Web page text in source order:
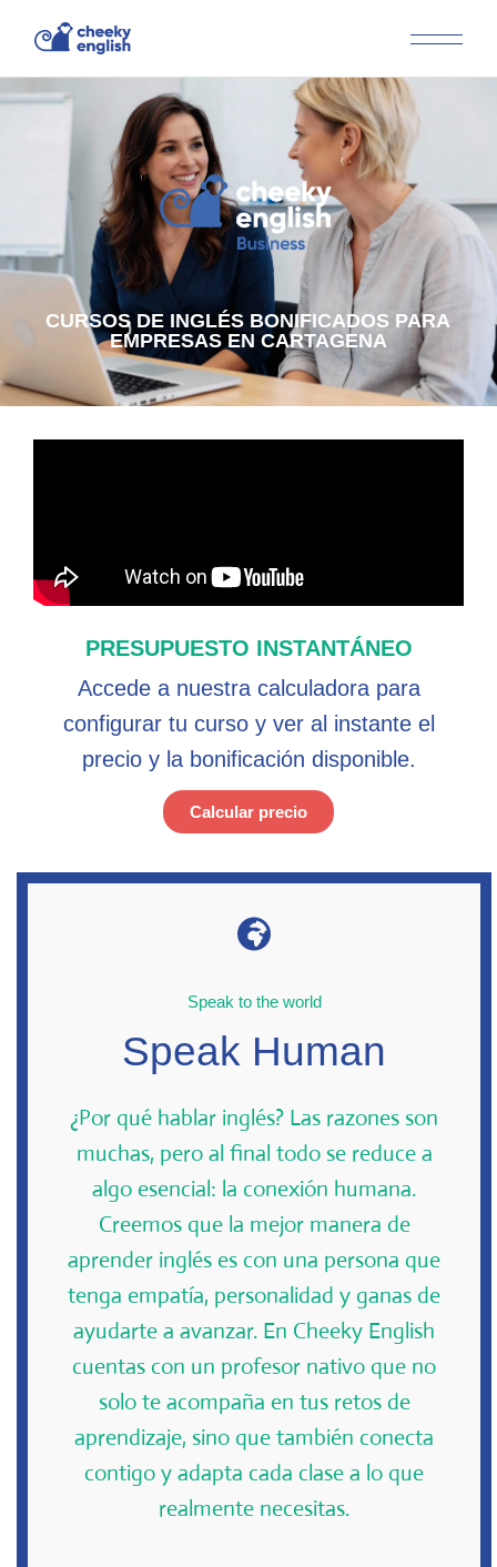
CURSOS DE INGLÉS BONIFICADOS PARA
EMPRESAS EN CARTAGENA
PRESUPUESTO INSTANTÁNEO
Accede a nuestra calculadora para
configurar tu curso y ver al instante el
precio y la bonificación disponible.
Calcular precio
Speak to the world
Speak Human
¿Por qué hablar inglés? Las razones son
muchas, pero al final todo se reduce a
algo esencial: la conexión humana.
Creemos que la mejor manera de
aprender inglés es con una persona que
tenga empatía, personalidad y ganas de
ayudarte a avanzar. En Cheeky English
cuentas con un profesor nativo que no
solo te acompaña en tus retos de
aprendizaje, sino que también conecta
contigo y adapta cada clase a lo que
realmente necesitas.